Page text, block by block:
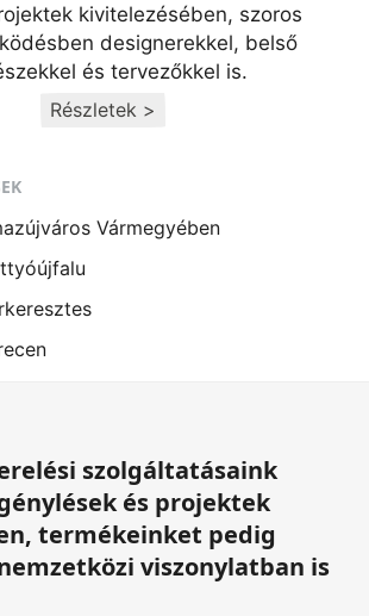
kivitelezésében, szoros
designerekkel, belső
és tervezőkkel is.
Részletek >
Vármegyében
szolgáltatásaink
és projektek
termékeinket pedig
viszonylatban is